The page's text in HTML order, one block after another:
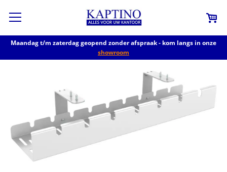
Maandag t/m zaterdag geopend zonder afspraak - kom langs in onze
showroom